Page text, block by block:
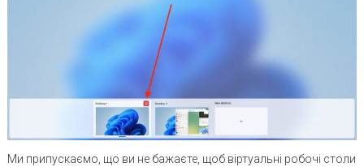
Ми припускаємо, що ви не бажаєте, щоб віртуальні робочі столи